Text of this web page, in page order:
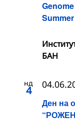
БАН
нд
4
Ден на